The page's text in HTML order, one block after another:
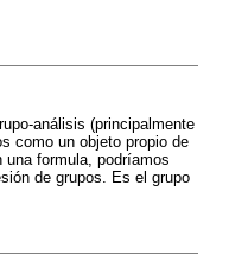
análisis (principalmente
como un objeto propio de
formula, podríamos
de grupos. Es el grupo